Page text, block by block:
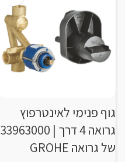
גוף פנימי לאינטרפוץ
גרואה 4 דרך | 33963000
של גרואה GROHE